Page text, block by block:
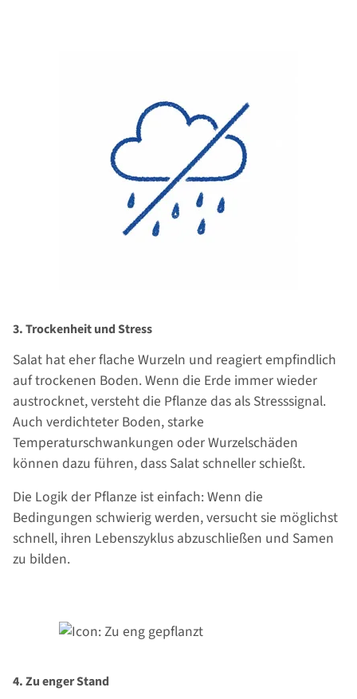
3. Trockenheit und Stress
Salat hat eher flache Wurzeln und reagiert empfindlich
auf trockenen Boden. Wenn die Erde immer wieder
austrocknet, versteht die Pflanze das als Stresssignal.
Auch verdichteter Boden, starke
Temperaturschwankungen oder Wurzelschäden
können dazu führen, dass Salat schneller schießt.
Die Logik der Pflanze ist einfach: Wenn die
Bedingungen schwierig werden, versucht sie möglichst
schnell, ihren Lebenszyklus abzuschließen und Samen
zu bilden.
4. Zu enger Stand